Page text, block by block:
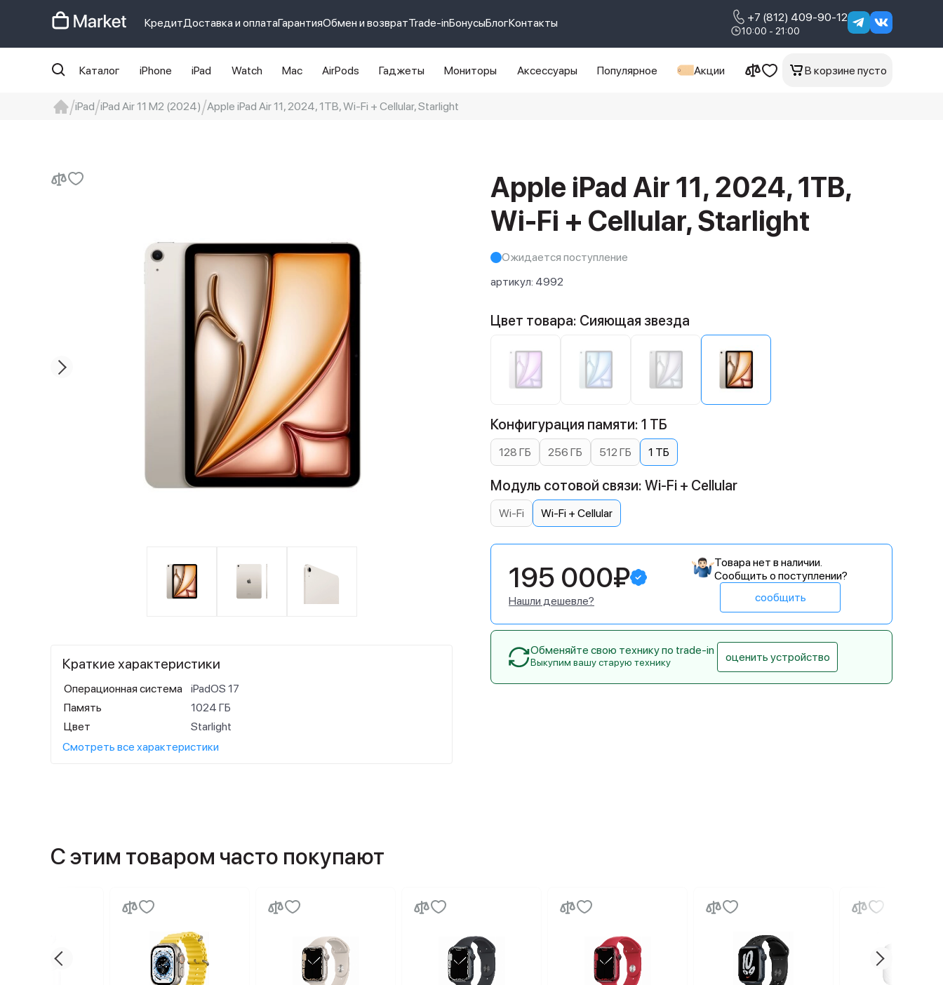
КредитДоставка и оплатаГарантияОбмен и возвратTrade-inБонусыБлогКонтакты +7 (812) 409-90-12
10:00 - 21:00
Каталог iPhone iPad Watch Mac AirPods Гаджеты Мониторы Аксессуары Популярное Акции В корзине пусто
iPad iPad Air 11 M2 (2024) Apple iPad Air 11, 2024, 1TB, Wi-Fi + Cellular, Starlight
Apple iPad Air 11, 2024, 1TB,
Wi-Fi + Cellular, Starlight
Ожидается поступление
артикул: 4992
Краткие характеристики
Операционная система
iPadOS 17
Память
1024 ГБ
Цвет
Starlight
Смотреть все характеристики
Цвет товара: Сияющая звезда
Конфигурация памяти: 1 ТБ
128 ГБ 256 ГБ 512 ГБ 1 ТБ
Модуль сотовой связи: Wi-Fi + Cellular
Wi-Fi Wi-Fi + Cellular
195 000₽
Нашли дешевле?
Товара нет в наличии.
Сообщить о поступлении?
сообщить
Обменяйте свою технику по trade-in
Выкупим вашу старую технику оценить устройство
С этим товаром часто покупают